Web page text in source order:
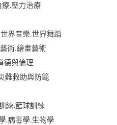
.壓力治療
界音樂.世界舞蹈
術.繪畫藝術
德與倫理
難救助與防範
練.籃球訓練
.病毒學.生物學